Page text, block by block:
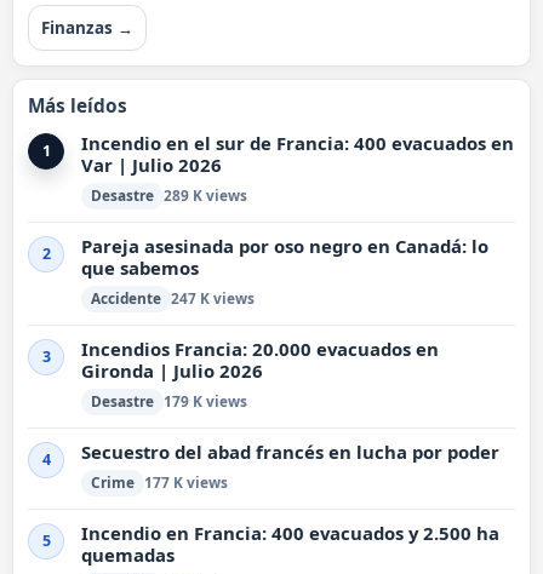
Finanzas →
Más leídos
1
Incendio en el sur de Francia: 400 evacuados en
Var | Julio 2026
Desastre 289 K views
2
Pareja asesinada por oso negro en Canadá: lo
que sabemos
Accidente 247 K views
3
Incendios Francia: 20.000 evacuados en
Gironda | Julio 2026
Desastre 179 K views
4 Secuestro del abad francés en lucha por poder
Crime 177 K views
5
Incendio en Francia: 400 evacuados y 2.500 ha
quemadas